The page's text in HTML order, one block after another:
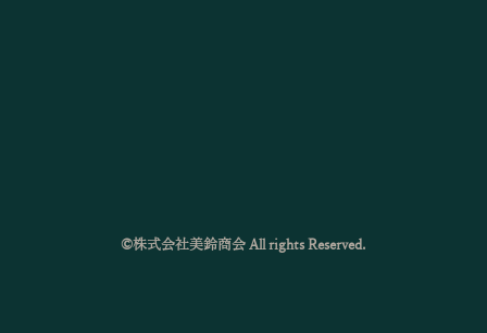
©株式会社美鈴商会 All rights Reserved.